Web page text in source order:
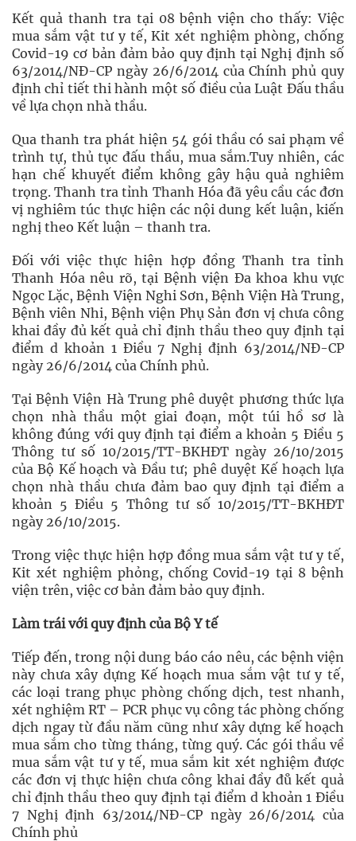
Kết quả thanh tra tại 08 bệnh viện cho thấy: Việc
mua sắm vật tư y tế, Kit xét nghiệm phòng, chống
Covid-19 cơ bản đảm bảo quy định tại Nghị định số
63/2014/NĐ-CP ngày 26/6/2014 của Chính phủ quy
định chỉ tiết thi hành một số điều của Luật Đấu thầu
về lựa chọn nhà thầu.
Qua thanh tra phát hiện 54 gói thầu có sai phạm về
trình tự, thủ tục đấu thầu, mua sắm.Tuy nhiên, các
hạn chế khuyết điểm không gây hậu quả nghiêm
trọng. Thanh tra tỉnh Thanh Hóa đã yêu cầu các đơn
vị nghiêm túc thực hiện các nội dung kết luận, kiến
nghị theo Kết luận – thanh tra.
Đối với việc thực hiện hợp đồng Thanh tra tỉnh
Thanh Hóa nêu rõ, tại Bệnh viện Đa khoa khu vực
Ngọc Lặc, Bệnh Viện Nghi Sơn, Bệnh Viện Hà Trung,
Bệnh viên Nhi, Bệnh viện Phụ Sản đơn vị chưa công
khai đầy đủ kết quả chỉ định thầu theo quy định tại
điểm d khoản 1 Điều 7 Nghị định 63/2014/NĐ-CP
ngày 26/6/2014 của Chính phủ.
Tại Bệnh Viện Hà Trung phê duyệt phương thức lựa
chọn nhà thầu một giai đoạn, một túi hồ sơ là
không đúng với quy định tại điểm a khoản 5 Điều 5
Thông tư số 10/2015/TT-BKHĐT ngày 26/10/2015
của Bộ Kế hoạch và Đầu tư; phê duyệt Kế hoạch lựa
chọn nhà thầu chưa đảm bao quy định tại điểm a
khoản 5 Điều 5 Thông tư số 10/2015/TT-BKHĐT
ngày 26/10/2015.
Trong việc thực hiện hợp đồng mua sắm vật tư y tế,
Kit xét nghiệm phỏng, chống Covid-19 tại 8 bệnh
viện trên, việc cơ bản đảm bảo quy định.
Làm trái với quy định của Bộ Y tế
Tiếp đến, trong nội dung báo cáo nêu, các bệnh viện
này chưa xây dựng Kế hoạch mua sắm vật tư y tế,
các loại trang phục phòng chống dịch, test nhanh,
xét nghiệm RT – PCR phục vụ công tác phòng chống
dịch ngay từ đầu năm cũng như xây dựng kế hoạch
mua sắm cho từng tháng, từng quý. Các gói thầu về
mua sắm vật tư y tế, mua sắm kit xét nghiệm được
các đơn vị thực hiện chưa công khai đầy đů kết quả
chỉ định thầu theo quy định tại điểm d khoản 1 Điều
7 Nghị định 63/2014/NĐ-CP ngày 26/6/2014 của
Chính phủ